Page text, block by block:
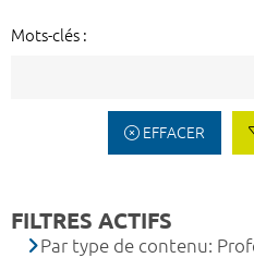
Mots-clés :
EFFACER
FILTRES ACTIFS
Par type de contenu: